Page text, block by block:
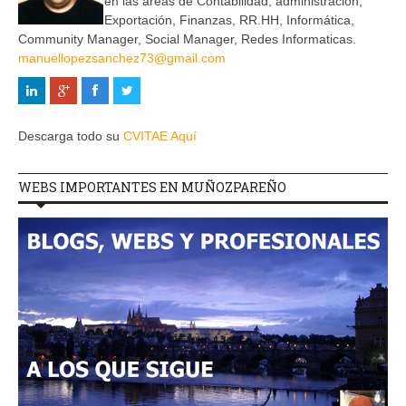
Exportación, Finanzas, RR.HH, Informática,
Community Manager, Social Manager, Redes Informaticas.
manuellopezsanchez73@gmail.com
Descarga todo su CVITAE Aquí
WEBS IMPORTANTES EN MUÑOZPAREÑO